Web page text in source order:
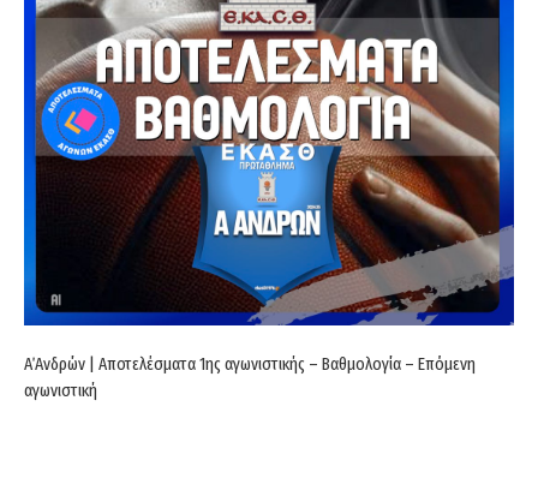
Α΄Ανδρών | Αποτελέσματα 1ης αγωνιστικής – Βαθμολογία – Επόμενη
αγωνιστική